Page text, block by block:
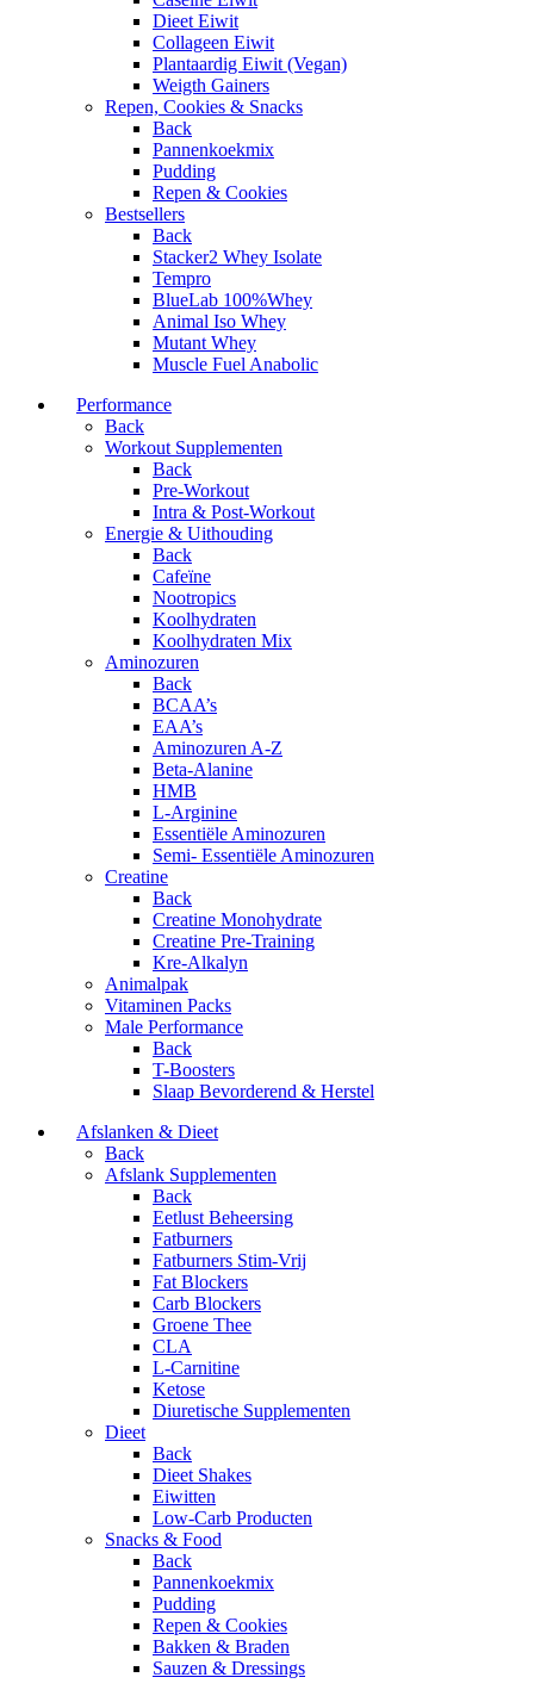
Dieet Eiwit
Collageen Eiwit
Plantaardig Eiwit (Vegan)
Weigth Gainers
Repen, Cookies & Snacks
Back
Pannenkoekmix
Pudding
Repen & Cookies
Bestsellers
Back
Stacker2 Whey Isolate
Tempro
BlueLab 100%Whey
Animal Iso Whey
Mutant Whey
Muscle Fuel Anabolic
Performance
Back
Workout Supplementen
Back
Pre-Workout
Intra & Post-Workout
Energie & Uithouding
Back
Cafeïne
Nootropics
Koolhydraten
Koolhydraten Mix
Aminozuren
Back
BCAA’s
EAA’s
Aminozuren A-Z
Beta-Alanine
HMB
L-Arginine
Essentiële Aminozuren
Semi- Essentiële Aminozuren
Creatine
Back
Creatine Monohydrate
Creatine Pre-Training
Kre-Alkalyn
Animalpak
Vitaminen Packs
Male Performance
Back
T-Boosters
Slaap Bevorderend & Herstel
Afslanken & Dieet
Back
Afslank Supplementen
Back
Eetlust Beheersing
Fatburners
Fatburners Stim-Vrij
Fat Blockers
Carb Blockers
Groene Thee
CLA
L-Carnitine
Ketose
Diuretische Supplementen
Dieet
Back
Dieet Shakes
Eiwitten
Low-Carb Producten
Snacks & Food
Back
Pannenkoekmix
Pudding
Repen & Cookies
Bakken & Braden
Sauzen & Dressings